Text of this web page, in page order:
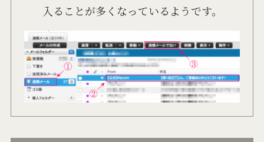
入ることが多くなっているようです。